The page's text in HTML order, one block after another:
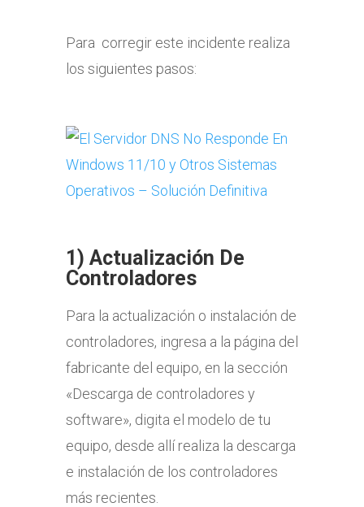
Para corregir este incidente realiza
los siguientes pasos:
1) Actualización De
Controladores
Para la actualización o instalación de
controladores, ingresa a la página del
fabricante del equipo, en la sección
«Descarga de controladores y
software», digita el modelo de tu
equipo, desde allí realiza la descarga
e instalación de los controladores
más recientes.